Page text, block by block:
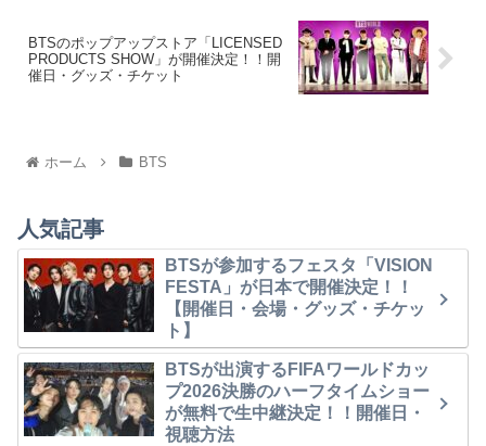
BTSのポップアップストア「LICENSED
PRODUCTS SHOW」が開催決定！！開
催日・グッズ・チケット
ホーム BTS
人気記事
BTSが参加するフェスタ「VISION
FESTA」が日本で開催決定！！
【開催日・会場・グッズ・チケッ
ト】
BTSが出演するFIFAワールドカッ
プ2026決勝のハーフタイムショー
が無料で生中継決定！！開催日・
視聴方法